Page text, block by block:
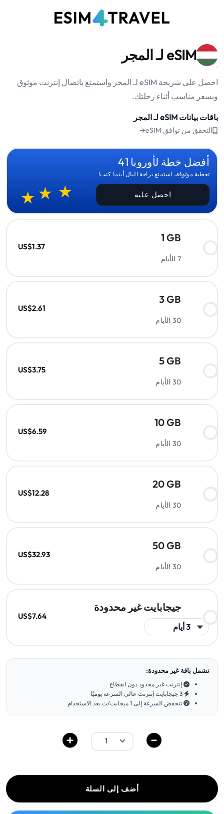
eSIM لـ المجر
احصل على شريحة eSIM لـ المجر واستمتع باتصال إنترنت موثوق
وبسعر مناسب أثناء رحلتك.
باقات بيانات eSIM لـ المجر
التحقق من توافق eSIM→
أفضل خطة لأوروبا 41
تغطية موثوقة، استمتع براحة البال أينما كنت!
احصل عليه
1 GB
7 الأيام
US$1.37
3 GB
30 الأيام
US$2.61
5 GB
30 الأيام
US$3.75
10 GB
30 الأيام
US$6.59
20 GB
30 الأيام
US$12.28
50 GB
30 الأيام
US$32.93
جيجابايت غير محدودة
US$7.64
تشمل باقة غير محدودة:
إنترنت غير محدود دون انقطاع
3 جيجابايت إنترنت عالي السرعة يوميًا
تنخفض السرعة إلى 1 ميجابت/ث بعد الاستخدام
أضف إلى السلة